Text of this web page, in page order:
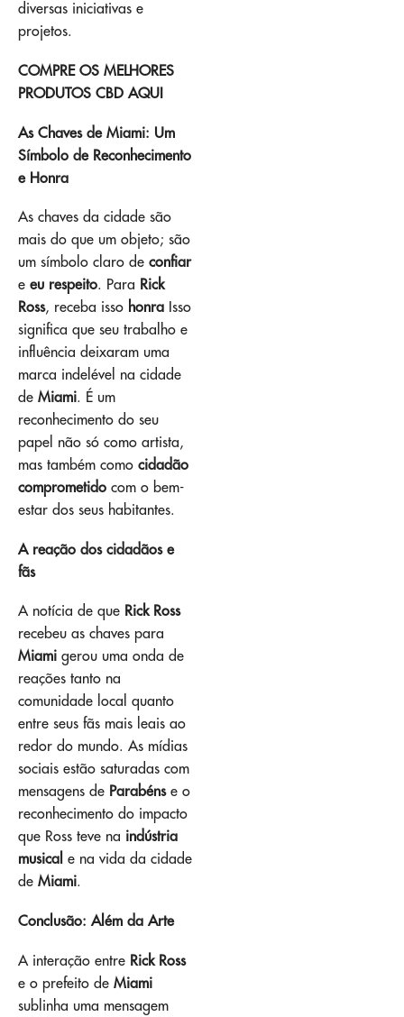
diversas iniciativas e
projetos.
COMPRE OS MELHORES
PRODUTOS CBD AQUI
As Chaves de Miami: Um
Símbolo de Reconhecimento
e Honra
As chaves da cidade são
mais do que um objeto; são
um símbolo claro de confiar
e eu respeito. Para Rick
Ross, receba isso honra Isso
significa que seu trabalho e
influência deixaram uma
marca indelével na cidade
de Miami. É um
reconhecimento do seu
papel não só como artista,
mas também como cidadão
comprometido com o bem-
estar dos seus habitantes.
A reação dos cidadãos e
fãs
A notícia de que Rick Ross
recebeu as chaves para
Miami gerou uma onda de
reações tanto na
comunidade local quanto
entre seus fãs mais leais ao
redor do mundo. As mídias
sociais estão saturadas com
mensagens de Parabénse o
reconhecimento do impacto
que Ross teve na indústria
musical e na vida da cidade
de Miami.
Conclusão: Além da Arte
A interação entre Rick Ross
e o prefeito de Miami
sublinha uma mensagem